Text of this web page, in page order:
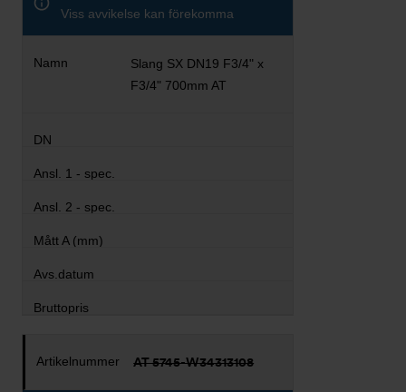
Viss avvikelse kan förekomma
Slang SX DN19 F3/4" x
F3/4" 700mm AT
AT 5745-W34313108